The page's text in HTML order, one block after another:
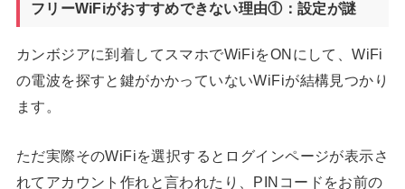
フリーWiFiがおすすめできない理由①：設定が謎
カンボジアに到着してスマホでWiFiをONにして、WiFi
の電波を探すと鍵がかかっていないWiFiが結構見つかり
ます。
ただ実際そのWiFiを選択するとログインページが表示さ
れてアカウント作れと言われたり、PINコードをお前の